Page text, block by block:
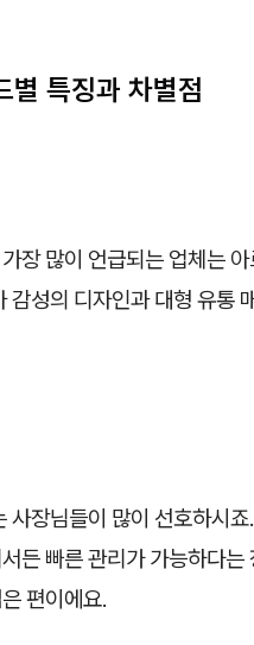
별 특징과 차별점
장 많이 언급되는 업체는
감성의 디자인과 대형 유통
사장님들이 많이 선호하시
든 빠른 관리가 가능하다
편이에요.